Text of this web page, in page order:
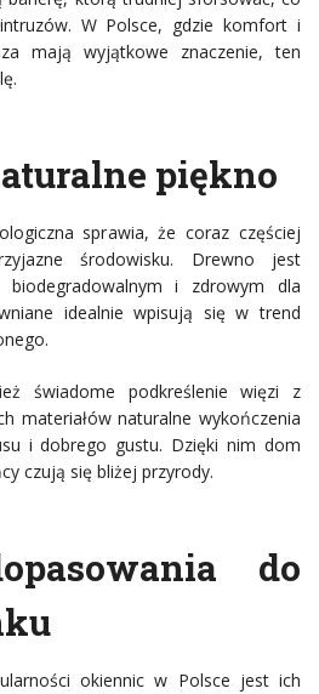
W Polsce, gdzie komfort i
mają wyjątkowe znaczenie, ten
piękno
sprawia, że coraz częściej
środowisku. Drewno jest
biodegradowalnym i zdrowym dla
idealnie wpisują się w trend
świadome podkreślenie więzi z
materiałów naturalne wykończenia
i dobrego gustu. Dzięki nim dom
czują się bliżej przyrody.
do
okiennic w Polsce jest ich